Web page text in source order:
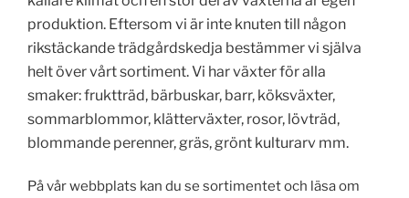
produktion. Eftersom vi är inte knuten till någon
rikstäckande trädgårdskedja bestämmer vi själva
helt över vårt sortiment. Vi har växter för alla
smaker: fruktträd, bärbuskar, barr, köksväxter,
sommarblommor, klätterväxter, rosor, lövträd,
blommande perenner, gräs, grönt kulturarv mm.
På vår webbplats kan du se sortimentet och läsa om